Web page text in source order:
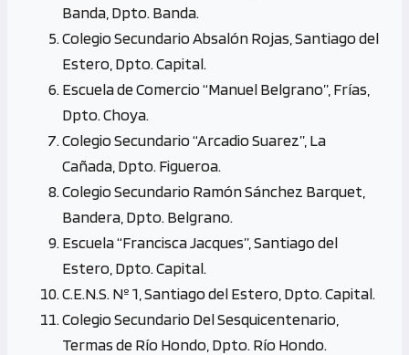
Banda, Dpto. Banda.
Colegio Secundario Absalón Rojas, Santiago del
Estero, Dpto. Capital.
Escuela de Comercio “Manuel Belgrano”, Frías,
Dpto. Choya.
Colegio Secundario “Arcadio Suarez”, La
Cañada, Dpto. Figueroa.
Colegio Secundario Ramón Sánchez Barquet,
Bandera, Dpto. Belgrano.
Escuela “Francisca Jacques”, Santiago del
Estero, Dpto. Capital.
C.E.N.S. Nº 1, Santiago del Estero, Dpto. Capital.
Colegio Secundario Del Sesquicentenario,
Termas de Río Hondo, Dpto. Río Hondo.